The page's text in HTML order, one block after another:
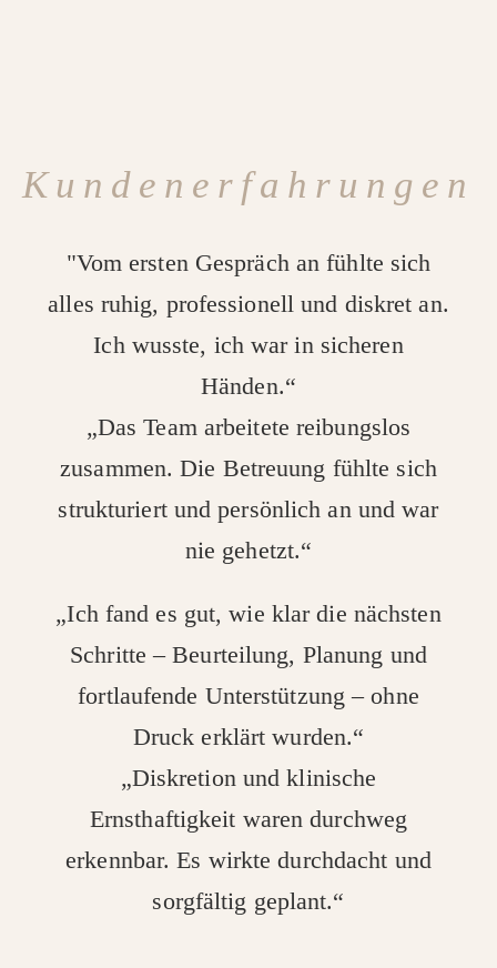
Kundenerfahrungen
"Vom ersten Gespräch an fühlte sich
alles ruhig, professionell und diskret an.
Ich wusste, ich war in sicheren
Händen.“
„Das Team arbeitete reibungslos
zusammen. Die Betreuung fühlte sich
strukturiert und persönlich an und war
nie gehetzt.“
„Ich fand es gut, wie klar die nächsten
Schritte – Beurteilung, Planung und
fortlaufende Unterstützung – ohne
Druck erklärt wurden.“
„Diskretion und klinische
Ernsthaftigkeit waren durchweg
erkennbar. Es wirkte durchdacht und
sorgfältig geplant.“